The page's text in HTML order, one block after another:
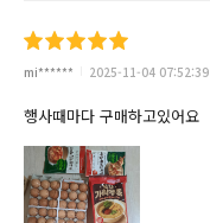
mi****** 2025-11-04 07:52:39
행사때마다 구매하고있어요